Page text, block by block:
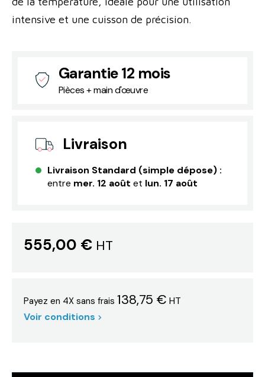
intensive et une cuisson de précision.
Garantie 12 mois
Pièces + main d'œuvre
Livraison
Livraison Standard (simple dépose) :
entre mer. 12 août et lun. 17 août
555,00 €HT
Payez en 4X sans frais 138,75 € HT
Voir conditions